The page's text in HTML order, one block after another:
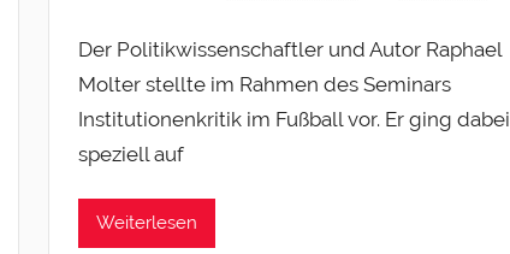
Der Politikwissenschaftler und Autor Raphael
Molter stellte im Rahmen des Seminars
Institutionenkritik im Fußball vor. Er ging dabei
speziell auf
Weiterlesen